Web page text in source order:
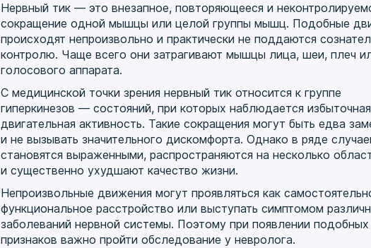
Нервный тик — это внезапное, повторяющееся и
сокращение одной мышцы или целой группы мышц. Подобные
происходят непроизвольно и практически не поддаются
контролю. Чаще всего они затрагивают мышцы лица, шеи, плеч
голосового аппарата.
С медицинской точки зрения нервный тик относится к группе
гиперкинезов — состояний, при которых наблюдается избыточная
двигательная активность. Такие сокращения могут быть едва
и не вызывать значительного дискомфорта. Однако в ряде
становятся выраженными, распространяются на несколько
и существенно ухудшают качество жизни.
Непроизвольные движения могут проявляться как
функциональное расстройство или выступать симптомом
заболеваний нервной системы. Поэтому при появлении подобных
признаков важно пройти обследование у невролога.